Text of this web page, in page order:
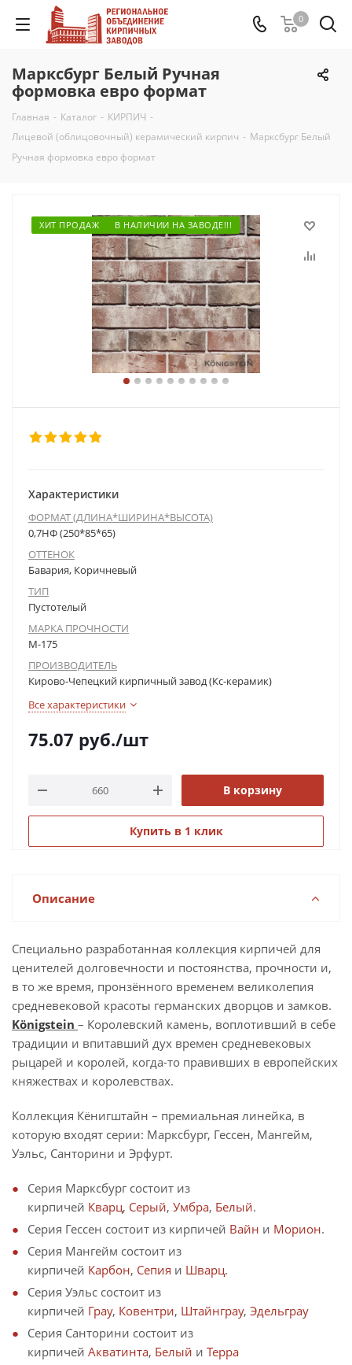
0
Марксбург Белый Ручная
формовка евро формат
Главная - Каталог - КИРПИЧ -
Лицевой (облицовочный) керамический кирпич - Марксбург Белый
Ручная формовка евро формат
ХИТ ПРОДАЖ В НАЛИЧИИ НА ЗАВОДЕ!!!
Характеристики
ФОРМАТ (ДЛИНА*ШИРИНА*ВЫСОТА)
0,7НФ (250*85*65)
ОТТЕНОК
Бавария, Коричневый
ТИП
Пустотелый
МАРКА ПРОЧНОСТИ
М-175
ПРОИЗВОДИТЕЛЬ
Кирово-Чепецкий кирпичный завод (Кс-керамик)
Все характеристики
75.07 руб./шт
В корзину
Купить в 1 клик
Описание
Специально разработанная коллекция кирпичей для
ценителей долговечности и постоянства, прочности и,
в то же время, пронзённого временем великолепия
средневековой красоты германских дворцов и замков.
Königstein – Королевский камень, воплотивший в себе
традиции и впитавший дух времен средневековых
рыцарей и королей, когда-то правивших в европейских
княжествах и королевствах.
Коллекция Кёнигштайн – премиальная линейка, в
которую входят серии: Марксбург, Гессен, Мангейм,
Уэльс, Санторини и Эрфурт.
Серия Марксбург состоит из
кирпичей Кварц, Серый, Умбра, Белый.
Серия Гессен состоит из кирпичей Вайн и Морион.
Серия Мангейм состоит из
кирпичей Карбон, Сепия и Шварц.
Серия Уэльс состоит из
кирпичей Грау, Ковентри, Штайнграу, Эдельграу
Серия Санторини состоит из
кирпичей Акватинта, Белый и Терра